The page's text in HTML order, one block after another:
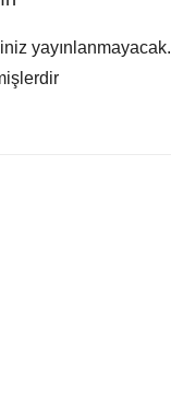
yayınlanmayacak.